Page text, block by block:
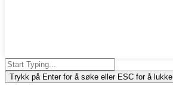
Trykk på Enter for å søke eller ESC for å lukke